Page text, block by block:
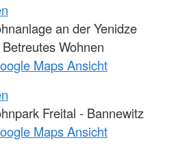
an der Yenidze
Wohnen
Maps Ansicht
Freital - Bannewitz
Maps Ansicht